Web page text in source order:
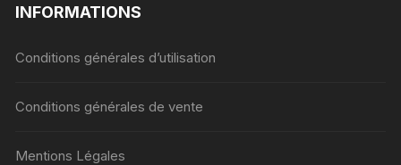
INFORMATIONS
Conditions générales d’utilisation
Conditions générales de vente
Mentions Légales